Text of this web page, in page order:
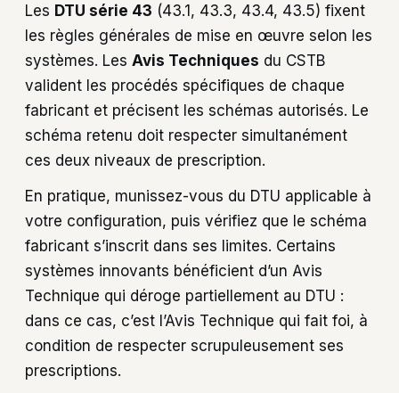
Les DTU série 43 (43.1, 43.3, 43.4, 43.5) fixent
les règles générales de mise en œuvre selon les
systèmes. Les Avis Techniques du CSTB
valident les procédés spécifiques de chaque
fabricant et précisent les schémas autorisés. Le
schéma retenu doit respecter simultanément
ces deux niveaux de prescription.
En pratique, munissez-vous du DTU applicable à
votre configuration, puis vérifiez que le schéma
fabricant s’inscrit dans ses limites. Certains
systèmes innovants bénéficient d’un Avis
Technique qui déroge partiellement au DTU :
dans ce cas, c’est l’Avis Technique qui fait foi, à
condition de respecter scrupuleusement ses
prescriptions.